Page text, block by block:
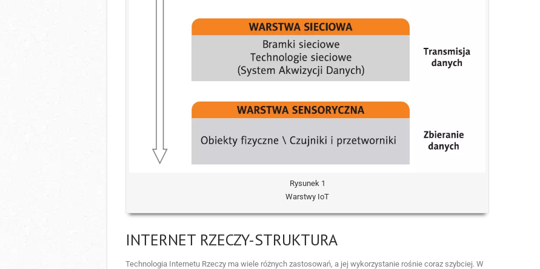
Rysunek 1
Warstwy IoT
INTERNET RZECZY-STRUKTURA
Technologia Internetu Rzeczy ma wiele różnych zastosowań, a jej wykorzystanie rośnie coraz szybciej. W